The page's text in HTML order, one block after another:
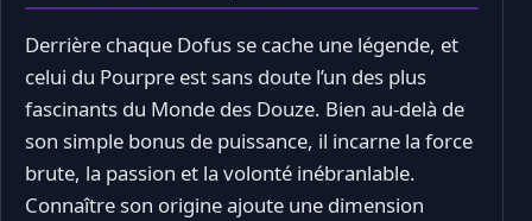
Derrière chaque Dofus se cache une légende, et
celui du Pourpre est sans doute l’un des plus
fascinants du Monde des Douze. Bien au-delà de
son simple bonus de puissance, il incarne la force
brute, la passion et la volonté inébranlable.
Connaître son origine ajoute une dimension